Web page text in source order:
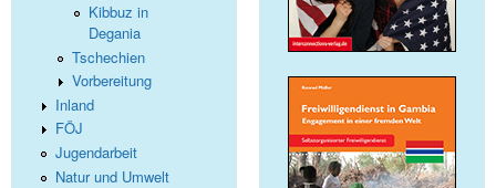
Kibbuz in
Degania
Tschechien
Vorbereitung
Inland
FÖJ
Jugendarbeit
Natur und Umwelt